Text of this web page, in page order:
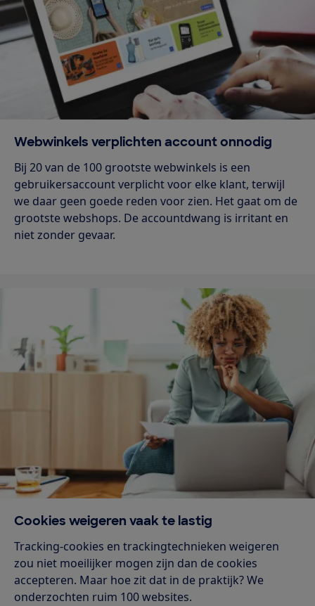
Webwinkels verplichten account onnodig
Bij 20 van de 100 grootste webwinkels is een
gebruikersaccount verplicht voor elke klant, terwijl
we daar geen goede reden voor zien. Het gaat om de
grootste webshops. De accountdwang is irritant en
niet zonder gevaar.
Cookies weigeren vaak te lastig
Tracking-cookies en trackingtechnieken weigeren
zou niet moeilijker mogen zijn dan de cookies
accepteren. Maar hoe zit dat in de praktijk? We
onderzochten ruim 100 websites.